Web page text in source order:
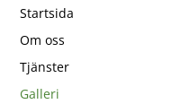
Startsida
Om oss
Tjänster
Galleri